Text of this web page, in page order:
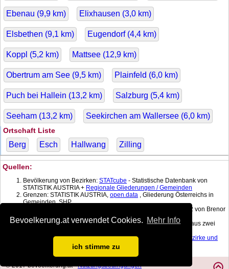
Bevoelkerung.at verwendet Cookies. Mehr Info
ich stimme zu
Ebenau (9,9 km) Elixhausen (3,0 km)
Elsbethen (9,1 km) Eugendorf (4,4 km)
Koppl (5,2 km) Mattsee (12,9 km)
Obertrum am See (9,5 km) Plainfeld (6,0 km)
Puch bei Hallein (13,2 km) Salzburg (5,4 km)
Seeham (13,2 km) Seekirchen am Wallersee (6,0 km)
Ortschaft Liste
Berg Esch Hallwang Zilling
Quellen:
Bevölkerung von Bezirken: STATcube - Statistische Datenbank von
STATISTIK AUSTRIA + Regionale Gliederungen / Gemeinden
Grenzen: STATISTIK AUSTRIA, open.data , Gliederung Österreichs in
Gemeinden, SHP
1.2 von Brenor
Brophy
Bevölkerung am Datum: Berechnet mit linearer Interpolation aus zwei
Dauersiedlungsraum derGemeinden
, Politischen Bezirke und
, Gebietsstand 1.1.2017
© 2017 bevoelkerung.at •Nutzungsbedingungen